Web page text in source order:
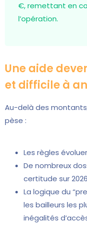
€, remettant en
l’opération.
Une aide
et difficile à
Au-delà des
pèse :
Les règles
De nombreux
certitude sur
La logique du
les bailleurs les
inégalités